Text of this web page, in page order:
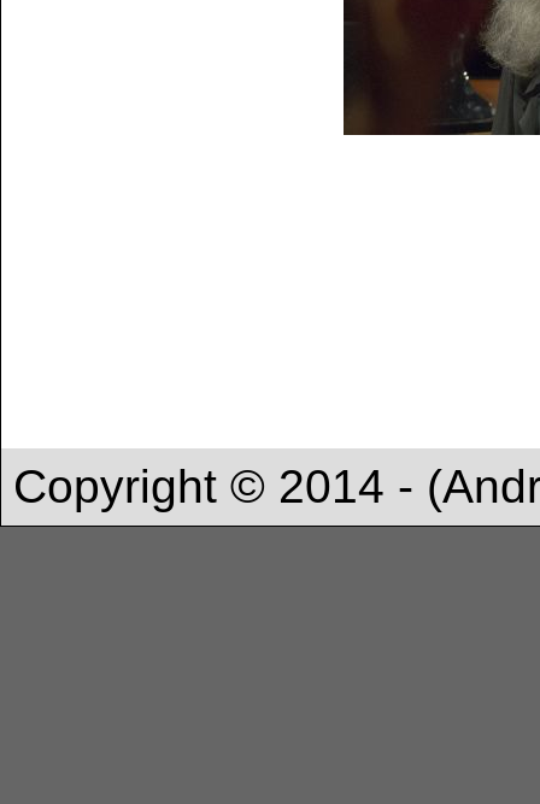
Copyright © 2014 -